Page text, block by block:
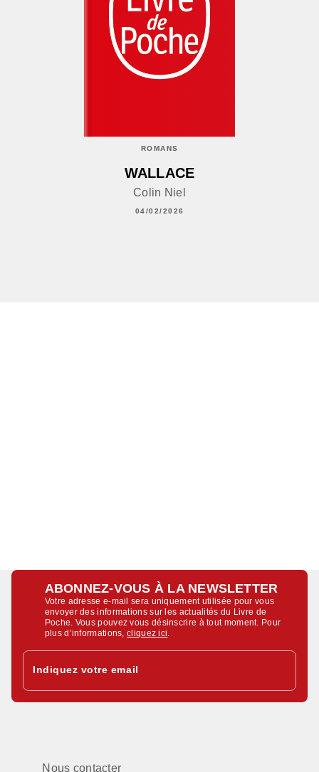
ROMANS
WALLACE
Colin Niel
04/02/2026
ABONNEZ-VOUS À LA NEWSLETTER
Votre adresse e-mail sera uniquement utilisée pour vous
envoyer des informations sur les actualités du Livre de
Poche. Vous pouvez vous désinscrire à tout moment. Pour
plus d’informations,cliquez ici
Indiquez votre email
Nous contacter